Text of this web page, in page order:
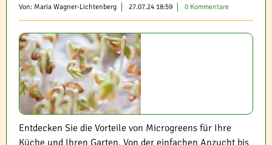
Von: Maria Wagner-Lichtenberg 27.07.24 18:59 0 Kommentare
Entdecken Sie die Vorteile von Microgreens für Ihre
Küche und Ihren Garten. Von der einfachen Anzucht bis